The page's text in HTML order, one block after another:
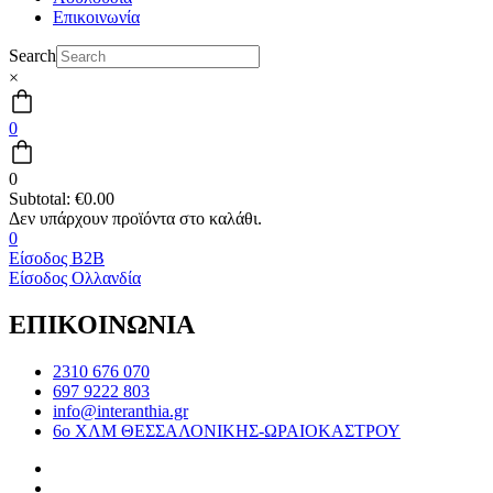
Επικοινωνία
Search
×
0
0
Subtotal: €0.00
0
Είσοδος B2B
Είσοδος Ολλανδία
ΕΠΙΚΟΙΝΩΝΙΑ
2310 676 070
697 9222 803
info@interanthia.gr
6ο ΧΛΜ ΘΕΣΣΑΛΟΝΙΚΗΣ-ΩΡΑΙΟΚΑΣΤΡΟΥ